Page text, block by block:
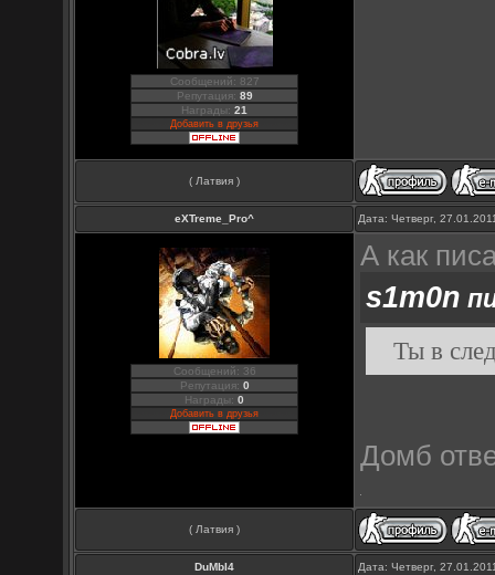
Сообщений: 827
Репутация: 89
Награды:21
Добавить в друзья
( Латвия )
eXTreme_Pro^ Дата: Четверг,
Сообщений: 36
Репутация: 0
Награды:0
Добавить в друзья
А как
s1m0n
Ты в
Домб
( Латвия )
DuMbI4 Дата: Четверг,